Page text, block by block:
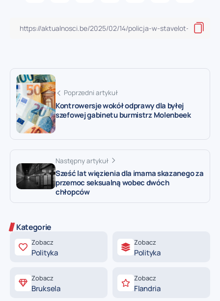
Poprzedni artykuł
Kontrowersje wokół odprawy dla byłej
szefowej gabinetu burmistrz Molenbeek
Następny artykuł
Sześć lat więzienia dla imama skazanego za
przemoc seksualną wobec dwóch
chłopców
Kategorie
Zobacz
Polityka
Zobacz
Polityka
Zobacz
Bruksela
Zobacz
Flandria